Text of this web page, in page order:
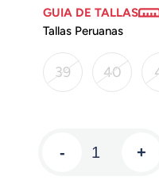
GUIA DE TALLAS
Tallas Peruanas
39 40
- +